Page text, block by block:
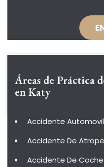
Áreas de Práctica
en Katy
Accidente
Accidente De
Accidente De